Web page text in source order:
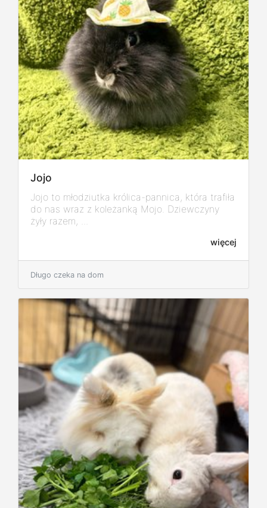
Jojo
Jojo to młodziutka królica-pannica, która trafiła
do nas wraz z koleżanką Mojo. Dziewczyny
żyły razem, ...
więcej
Długo czeka na dom